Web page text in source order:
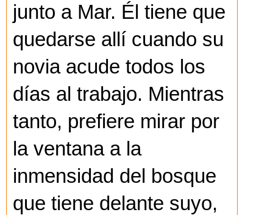
junto a Mar. Él tiene que
quedarse allí cuando su
novia acude todos los
días al trabajo. Mientras
tanto, prefiere mirar por
la ventana a la
inmensidad del bosque
que tiene delante suyo,